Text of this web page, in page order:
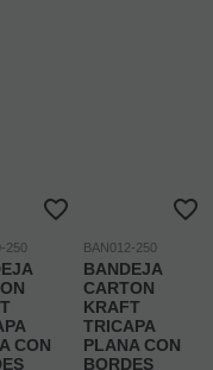
250
CON
BAN012-250
BANDEJA
CARTON
KRAFT
TRICAPA
PLANA CON
BORDES